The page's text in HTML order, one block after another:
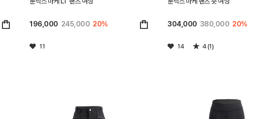
196,000 245,000 20%
11
304,000 380,000 20%
14 4 (1)